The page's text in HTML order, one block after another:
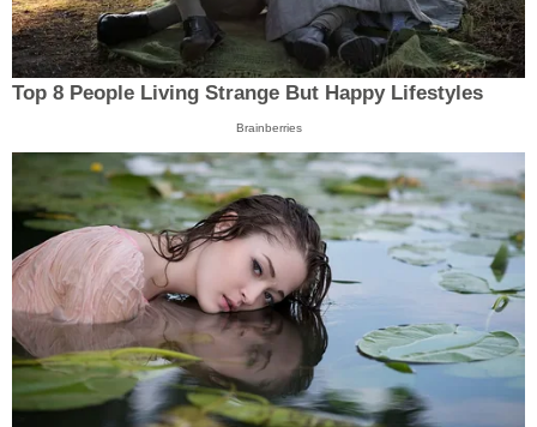
Top 8 People Living Strange But Happy Lifestyles
Brainberries